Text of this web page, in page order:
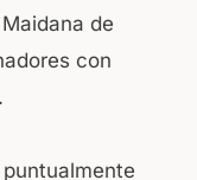
de
con